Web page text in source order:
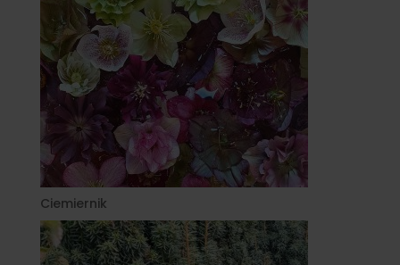
Ciemiernik